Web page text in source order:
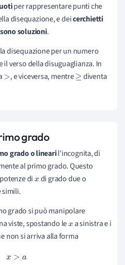
per rappresentare punti che
disequazione, e deicerchietti
sono soluzioni.
disequazione per un numero
il verso della disuguaglianza. In
> , e viceversa, mentre≥ diventa
grado
grado o linearil'incognita, di
al primo grado. Questo
dix di grado due o
simili.
grado si può manipolare
viste, spostando lex a sinistra e i
non si arriva alla forma
x>a